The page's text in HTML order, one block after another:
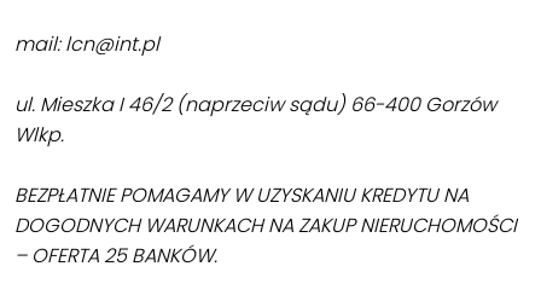
mail: lcn@int.pl
ul. Mieszka I 46/2 (naprzeciw sądu) 66-400 Gorzów
Wlkp.
BEZPŁATNIE POMAGAMY W UZYSKANIU KREDYTU NA
DOGODNYCH WARUNKACH NA ZAKUP NIERUCHOMOŚCI
– OFERTA 25 BANKÓW.